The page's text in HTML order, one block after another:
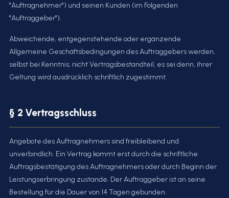
"Auftragnehmer") und seinen Kunden (im Folgenden
"Auftraggeber").
Abweichende, entgegenstehende oder ergänzende
Allgemeine Geschäftsbedingungen des Auftraggebers werden,
selbst bei Kenntnis, nicht Vertragsbestandteil, es sei denn, ihrer
Geltung wird ausdrücklich schriftlich zugestimmt.
§ 2 Vertragsschluss
Angebote des Auftragnehmers sind freibleibend und
unverbindlich. Ein Vertrag kommt erst durch die schriftliche
Auftragsbestätigung des Auftragnehmers oder durch Beginn der
Leistungserbringung zustande. Der Auftraggeber ist an seine
Bestellung für die Dauer von 14 Tagen gebunden.